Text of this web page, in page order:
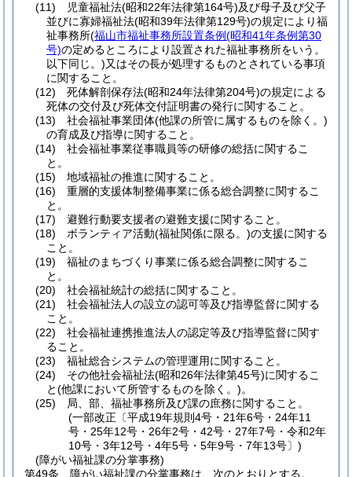
(11)
児童福祉法(昭和22年法律第164号)及び母子及び父子
並びに寡婦福祉法(昭和39年法律第129号)の規定により福
祉事務所(福山市福祉事務所設置条例(昭和41年条例第30
号)の定めるところにより設置された福祉事務所をいう。
以下同じ。)又はその長が処理するものとされている事項
に関すること。
(12)
死体解剖保存法(昭和24年法律第204号)の規定による
死体の交付及び死体交付証明書の発行に関すること。
(13)
社会福祉事業団体(他課の所管に属するものを除く。)
の育成及び指導に関すること。
(14)
社会福祉事業従事職員等の研修の総括に関するこ
と。
(15)
地域福祉の推進に関すること。
(16)
重層的支援体制整備事業に係る総合調整に関するこ
と。
(17)
避難行動要支援者の避難支援に関すること。
(18)
ボランティア活動(福祉関係に限る。)の支援に関する
こと。
(19)
福祉のまちづくり事業に係る総合調整に関するこ
と。
(20)
社会福祉統計の総括に関すること。
(21)
社会福祉法人の設立の認可等及び指導監督に関する
こと。
(22)
社会福祉連携推進法人の認定等及び指導監督に関す
ること。
(23)
福祉総合システムの管理運用に関すること。
(24)
その他社会福祉法(昭和26年法律第45号)に関するこ
と(他課において所管するものを除く。)。
(25)
局、部、福祉事務所及び課の庶務に関すること。
(一部改正〔平成19年規則4号・21年6号・24年11
号・25年12号・26年2号・42号・27年7号・令和2年
10号・3年12号・4年5号・5年9号・7年13号〕)
(障がい福祉課の分掌事務)
第49条
障がい福祉課の分掌事務は、次のとおりとする。